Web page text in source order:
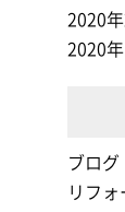
2020年
2020年
ブログ
リフォ